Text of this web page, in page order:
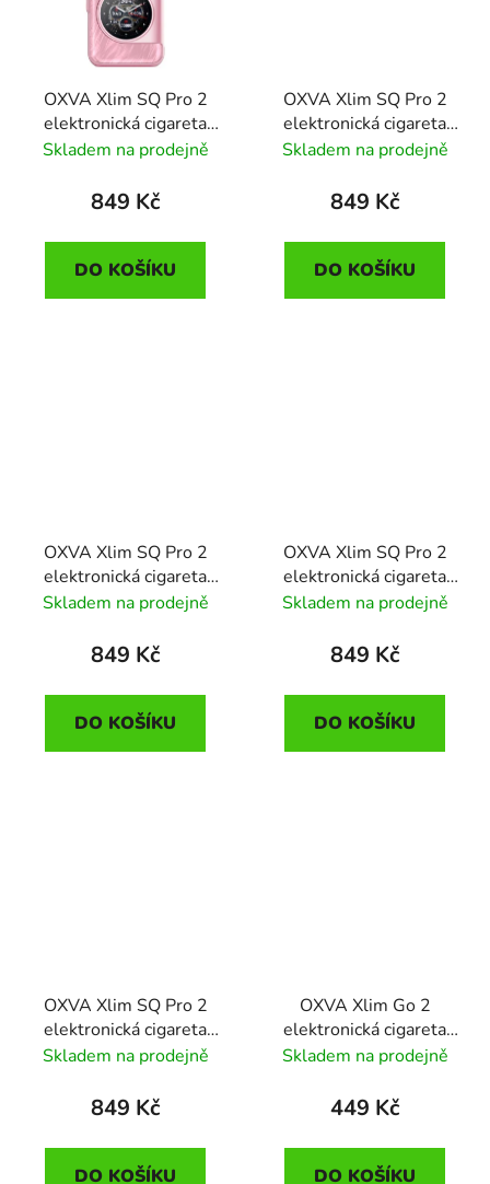
OXVA Xlim SQ Pro 2
elektronická cigareta
1600mAh Dream Pink
Skladem na prodejně
849 Kč
DO KOŠÍKU
OXVA Xlim SQ Pro 2
elektronická cigareta
1600mAh Dream
Skladem na prodejně
849 Kč
DO KOŠÍKU
OXVA Xlim SQ Pro 2
elektronická cigareta
1600mAh Frost Marble
Skladem na prodejně
849 Kč
DO KOŠÍKU
OXVA Xlim SQ Pro 2
elektronická cigareta
1600mAh Black Carbon
Skladem na prodejně
849 Kč
DO KOŠÍKU
OXVA Xlim SQ Pro 2
elektronická cigareta
1600mAh Blue Shadow
Skladem na prodejně
849 Kč
DO KOŠÍKU
OXVA Xlim Go 2
elektronická cigareta
1500mAh Pink Ripple
Skladem na prodejně
449 Kč
DO KOŠÍKU